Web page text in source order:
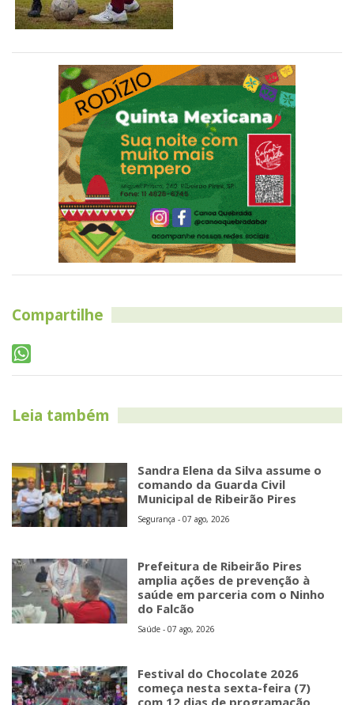
Compartilhe
Leia também
Sandra Elena da Silva assume o
comando da Guarda Civil
Municipal de Ribeirão Pires
Segurança - 07 ago, 2026
Prefeitura de Ribeirão Pires
amplia ações de prevenção à
saúde em parceria com o Ninho
do Falcão
Saúde - 07 ago, 2026
Festival do Chocolate 2026
começa nesta sexta-feira (7)